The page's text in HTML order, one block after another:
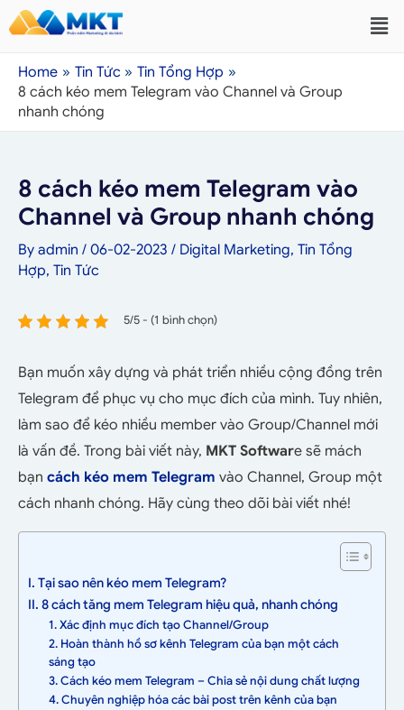
Home Tin Tức
Tin Tổng Hợp
8 cách kéo mem Telegram vào Channel và Group
nhanh chóng
8 cách kéo mem Telegram vào
Channel và Group nhanh chóng
By admin / 06-02-2023 / Digital Marketing, Tin Tổng
Hợp, Tin Tức
5/5 - (1 bình chọn)
Bạn muốn xây dựng và phát triển nhiều cộng đồng trên
Telegram để phục vụ cho mục đích của mình. Tuy nhiên,
làm sao để kéo nhiều member vào Group/Channel mới
là vấn đề. Trong bài viết này, MKT Software sẽ mách
bạn cách kéo mem Telegram vào Channel, Group một
cách nhanh chóng. Hãy cùng theo dõi bài viết nhé!
I. Tại sao nên kéo mem Telegram?
II. 8 cách tăng mem Telegram hiệu quả, nhanh chóng
1. Xác định mục đích tạo Channel/Group
2. Hoàn thành hồ sơ kênh Telegram của bạn một cách
sáng tạo
3. Cách kéo mem Telegram – Chia sẻ nội dung chất lượng
4. Chuyên nghiệp hóa các bài post trên kênh của bạn